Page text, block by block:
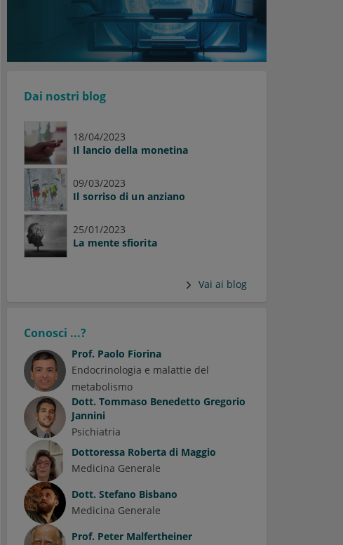
Dai nostri blog
18/04/2023
Il lancio della monetina
09/03/2023
Il sorriso di un anziano
25/01/2023
La mente sfiorita
Vai ai blog
Conosci ...?
Prof. Paolo Fiorina
Endocrinologia e malattie del
metabolismo
Dott. Tommaso Benedetto Gregorio
Jannini
Psichiatria
Dottoressa Roberta di Maggio
Medicina Generale
Dott. Stefano Bisbano
Medicina Generale
Prof. Peter Malfertheiner